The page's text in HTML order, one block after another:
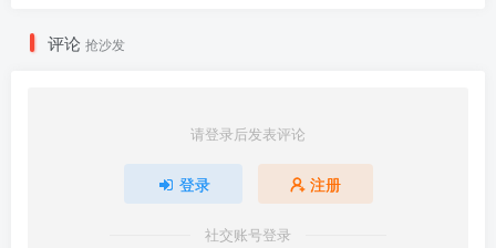
评论 抢沙发
请登录后发表评论
登录 注册
社交账号登录